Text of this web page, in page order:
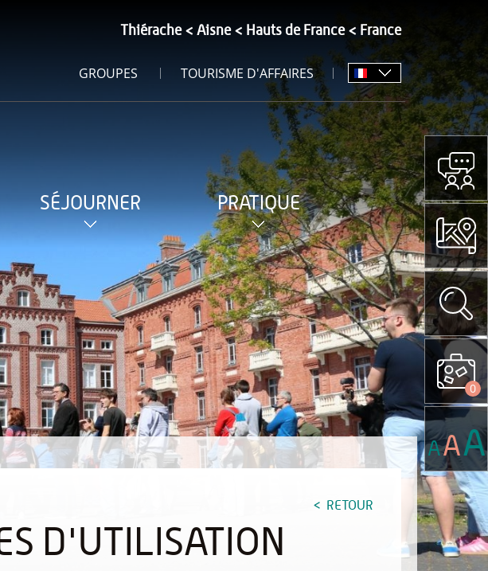
Thiérache Aisne Hauts de France France
GROUPES TOURISME D'AFFAIRES
SÉJOURNER PRATIQUE
RETOUR
D'UTILISATION
0
AAA